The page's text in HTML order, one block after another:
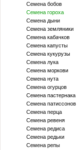
Семена бобов
Семена гороха
Семена дыни
Семена земляники
Семена кабачков
Семена капусты
Семена кукурузы
Семена лука
Семена моркови
Семена нута
Семена огурцов
Семена пастернака
Семена патиссонов
Семена перца
Семена ревеня
Семена редиса
Семена редьки
Семена репы